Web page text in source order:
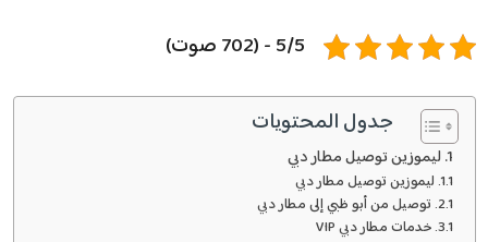
5/5 - (702 صوت)
جدول المحتويات
ليموزين توصيل مطار دبي
ليموزين توصيل مطار دبي
توصيل من أبو ظبي إلى مطار دبي
خدمات مطار دبي VIP